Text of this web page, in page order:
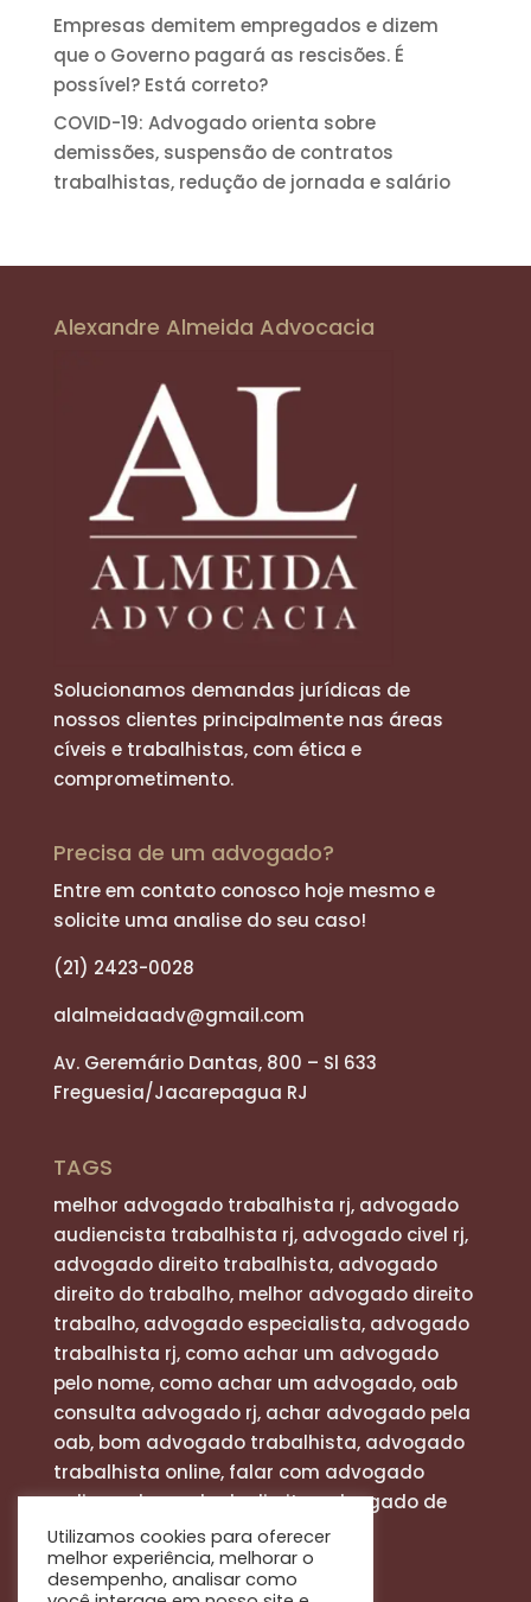
Empresas demitem empregados e dizem
que o Governo pagará as rescisões. É
possível? Está correto?
COVID-19: Advogado orienta sobre
demissões, suspensão de contratos
trabalhistas, redução de jornada e salário
Alexandre Almeida Advocacia
Solucionamos demandas jurídicas de
nossos clientes principalmente nas áreas
cíveis e trabalhistas, com ética e
comprometimento.
Precisa de um advogado?
Entre em contato conosco hoje mesmo e
solicite uma analise do seu caso!
(21) 2423-0028
alalmeidaadv@gmail.com
Av. Geremário Dantas, 800 – Sl 633
Freguesia/Jacarepagua RJ
TAGS
melhor advogado trabalhista rj, advogado
audiencista trabalhista rj, advogado civel rj,
advogado direito trabalhista, advogado
direito do trabalho, melhor advogado direito
trabalho, advogado especialista, advogado
trabalhista rj, como achar um advogado
pelo nome, como achar um advogado, oab
consulta advogado rj, achar advogado pela
oab, bom advogado trabalhista, advogado
trabalhista online, falar com advogado
online, advogado de direito, advogado de
defesa
Utilizamos cookies para oferecer
melhor experiência, melhorar o
desempenho, analisar como